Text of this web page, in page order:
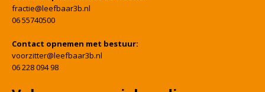
fractie@leefbaar3b.nl
06 55740500
Contact opnemen met bestuur:
voorzitter@leefbaar3b.nl
06 228 094 98